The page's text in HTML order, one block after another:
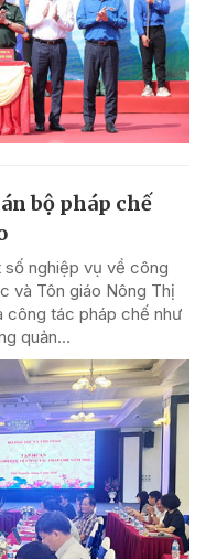
bộ pháp chế
số nghiệp vụ về công
và Tôn giáo Nông Thị
công tác pháp chế như
quản...